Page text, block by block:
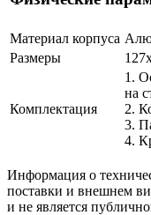
Материал корпуса
Размеры
Комплектация
1.
на
2.
3.
4.
Информация о
поставки и внешнем
и не является